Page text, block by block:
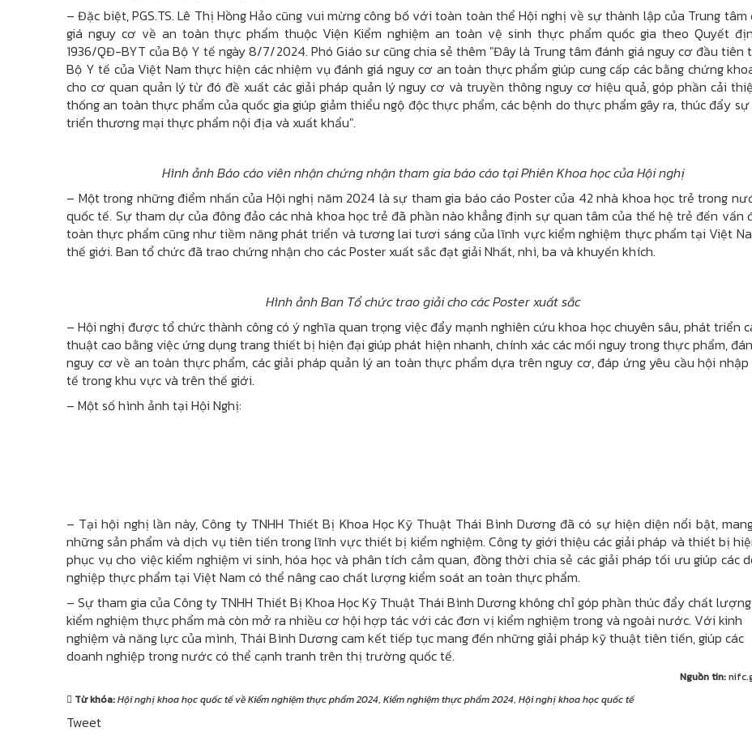
– Đặc biệt, PGS.TS. Lê Thị Hồng Hảo cũng vui mừng công bố với toàn toàn thể Hội nghị về sự thành lập của Trung tâm
giá nguy cơ về an toàn thực phẩm thuộc Viện Kiểm nghiệm an toàn vệ sinh thực phẩm quốc gia theo Quyết
1936/QĐ-BYT của Bộ Y tế ngày 8/7/2024. Phó Giáo sư cũng chia sẻ thêm "Đây là Trung tâm đánh giá nguy cơ đầu tiên
Bộ Y tế của Việt Nam thực hiện các nhiệm vụ đánh giá nguy cơ an toàn thực phẩm giúp cung cấp các bằng chứng
cho cơ quan quản lý từ đó đề xuất các giải pháp quản lý nguy cơ và truyền thông nguy cơ hiệu quả, góp phần cải
thống an toàn thực phẩm của quốc gia giúp giảm thiểu ngộ độc thực phẩm, các bệnh do thực phẩm gây ra, thúc đẩy
triển thương mại thực phẩm nội địa và xuất khẩu".
Hình ảnh Báo cáo viên nhận chứng nhận tham gia báo cáo tại Phiên Khoa học của Hội nghị
– Một trong những điểm nhấn của Hội nghị năm 2024 là sự tham gia báo cáo Poster của 42 nhà khoa học trẻ trong
quốc tế. Sự tham dự của đông đảo các nhà khoa học trẻ đã phần nào khẳng định sự quan tâm của thế hệ trẻ đến vấn
toàn thực phẩm cũng như tiềm năng phát triển và tương lai tươi sáng của lĩnh vực kiểm nghiệm thực phẩm tại Việt
thế giới. Ban tổ chức đã trao chứng nhận cho các Poster xuất sắc đạt giải Nhất, nhì, ba và khuyến khích.
Hình ảnh Ban Tổ chức trao giải cho các Poster xuất sắc
– Hội nghị được tổ chức thành công có ý nghĩa quan trọng việc đẩy mạnh nghiên cứu khoa học chuyên sâu, phát triển
thuật cao bằng việc ứng dụng trang thiết bị hiện đại giúp phát hiện nhanh, chính xác các mối nguy trong thực phẩm,
nguy cơ về an toàn thực phẩm, các giải pháp quản lý an toàn thực phẩm dựa trên nguy cơ, đáp ứng yêu cầu hội nhập
tế trong khu vực và trên thế giới.
– Một số hình ảnh tại Hội Nghị:
– Tại hội nghị lần này, Công ty TNHH Thiết Bị Khoa Học Kỹ Thuật Thái Bình Dương đã có sự hiện diện nổi bật,
những sản phẩm và dịch vụ tiên tiến trong lĩnh vực thiết bị kiểm nghiệm. Công ty giới thiệu các giải pháp và thiết bị
phục vụ cho việc kiểm nghiệm vi sinh, hóa học và phân tích cảm quan, đồng thời chia sẻ các giải pháp tối ưu giúp các
nghiệp thực phẩm tại Việt Nam có thể nâng cao chất lượng kiểm soát an toàn thực phẩm.
– Sự tham gia của Công ty TNHH Thiết Bị Khoa Học Kỹ Thuật Thái Bình Dương không chỉ góp phần thúc đẩy chất lượng
kiểm nghiệm thực phẩm mà còn mở ra nhiều cơ hội hợp tác với các đơn vị kiểm nghiệm trong và ngoài nước. Với kinh
nghiệm và năng lực của mình, Thái Bình Dương cam kết tiếp tục mang đến những giải pháp kỹ thuật tiên tiến, giúp các
doanh nghiệp trong nước có thể cạnh tranh trên thị trường quốc tế.
Nguồn tin:
Từ khóa:Hội nghị khoa học quốc tế về Kiểm nghiệm thực phẩm 2024, Kiểm nghiệm thực phẩm 2024, Hội nghị khoa học quốc tế
Tweet